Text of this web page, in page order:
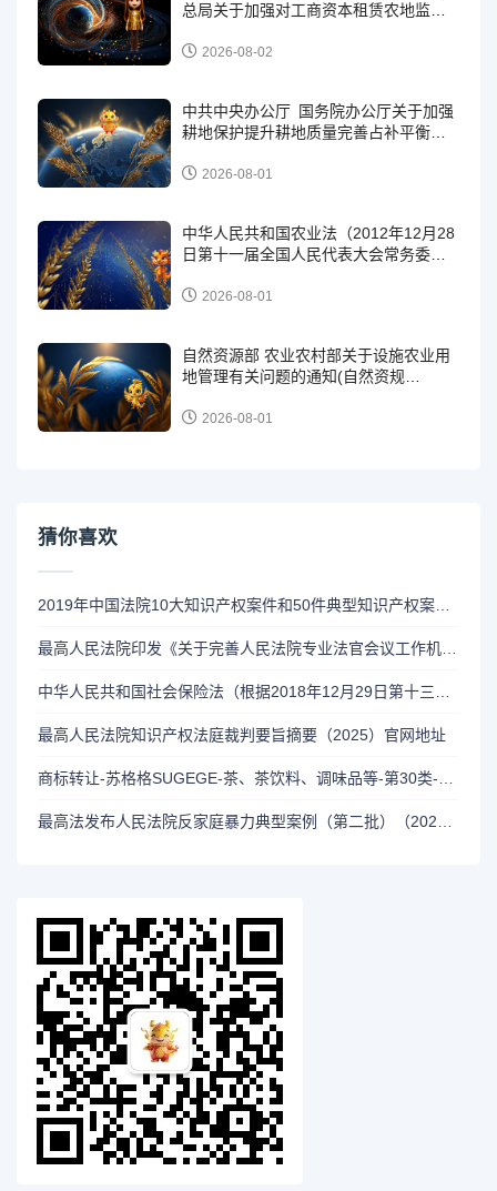
总局关于加强对工商资本租赁农地监管
号）2026-08-02
中共中央办公厅 国务院办公厅关于加强
耕地保护提升耕地质量完善占补平衡的
2026-08-01
中华人民共和国农业法（2012年12月28
日第十一届全国人民代表大会常务委员
2026-08-01
自然资源部 农业农村部关于设施农业用
地管理有关问题的通知(自然资规
2026-08-01
猜你喜欢
2019年中国法院10大知识产权案件和50件典型知识产权案例（法办〔2020〕99号）
最高人民法院印发《关于完善人民法院专业法官会议工作机制的指导意见》的通知（法发〔2021〕2号）
中华人民共和国社会保险法（根据2018年12月29日第十三届全国人民代表大会常务委员会第七次会议修正）
最高人民法院知识产权法庭裁判要旨摘要（2025）官网地址
商标转让-苏格格SUGEGE-茶、茶饮料、调味品等-第30类-商标注册号12899746
最高法发布人民法院反家庭暴力典型案例（第二批）（2023年11月25日--国际消除家庭暴力日）